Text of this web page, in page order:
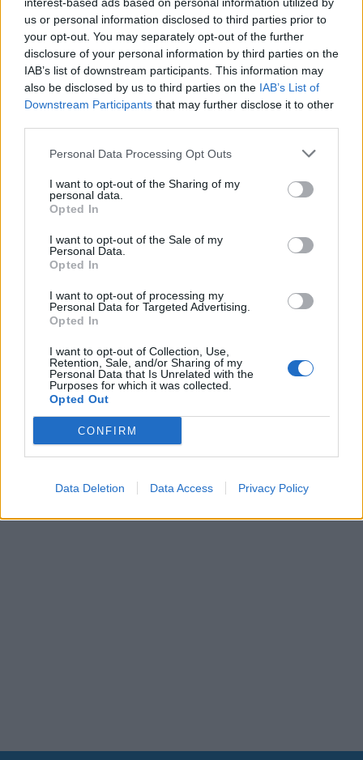
us or personal information disclosed to third parties prior to
your opt-out. You may separately opt-out of the further
disclosure of your personal information by third parties on the
IAB’s list of downstream participants. This information may
also be disclosed by us to third parties on the IAB’s List of
Downstream Participants that may further disclose it to other
Personal Data Processing Opt Outs
I want to opt-out of the Sharing of my
personal data.
Opted In
I want to opt-out of the Sale of my
Personal Data.
Opted In
I want to opt-out of processing my
Personal Data for Targeted Advertising.
Opted In
I want to opt-out of Collection, Use,
Retention, Sale, and/or Sharing of my
Personal Data that Is Unrelated with the
Purposes for which it was collected.
Opted Out
CONFIRM
Data Deletion Data Access Privacy Policy
00:00 01:16
Leonardo Maria Del Vecchio dall'ex compagna
in ospedale. Le dichiarazioni ai giornalisti